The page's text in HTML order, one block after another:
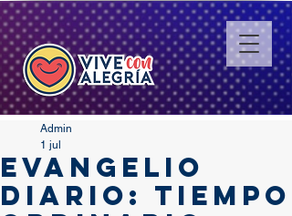
EVANGELIO
DIARIO: TIEMPO
Admin
1 jul